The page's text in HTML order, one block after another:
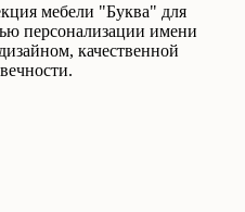
мебели "Буква" для
персонализации имени
качественной